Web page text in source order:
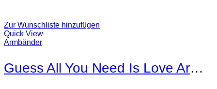
Zur Wunschliste hinzufügen
Quick View
Armbänder
Guess All You Need Is Love Armband